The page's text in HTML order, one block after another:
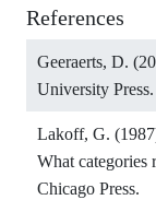
References
Geeraerts, D.
University Press.
Lakoff, G.
What categories
Chicago Press.